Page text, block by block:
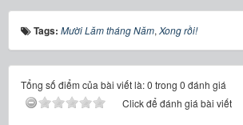
Tags: Mười Lăm tháng Năm, Xong rồi!
Tổng số điểm của bài viết là: 0 trong 0 đánh giá
Click để đánh giá bài viết